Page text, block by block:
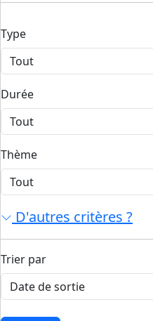
Type
Durée
Thème
D'autres critères ?
Trier par